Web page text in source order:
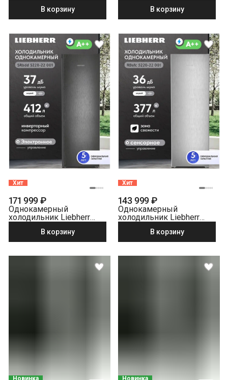
В корзину
серебристыйВ корзину
Хит
171 999 ₽
Однокамерный
холодильник Liebherr
В корзину
Хит
143 999 ₽
Однокамерный
холодильник Liebherr
BioFresh серебристый
В корзину
Новинка Новинка